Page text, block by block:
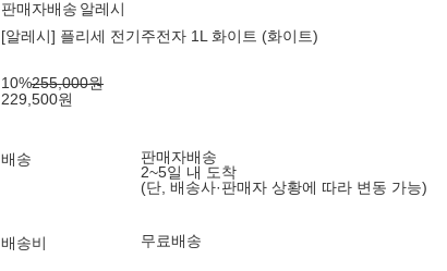
판매자배송 알레시
[알레시] 플리세 전기주전자 1L 화이트 (화이트)
10%255,000원
229,500원
배송
판매자배송
2~5일 내 도착
(단, 배송사·판매자 상황에 따라 변동 가능)
배송비 무료배송